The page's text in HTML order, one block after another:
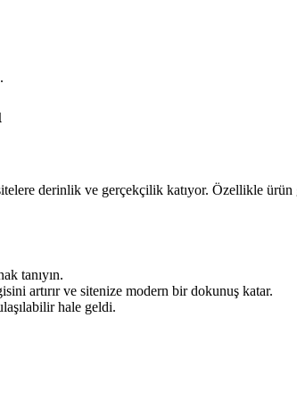
derinlik ve gerçekçilik katıyor. Özellikle
tanıyın.
artırır ve sitenize modern bir dokunuş katar.
hale geldi.